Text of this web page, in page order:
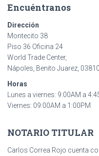
Encuéntranos
Dirección
Montecito 38
Piso 36 Oficina 24
World Trade Center,
Nápoles, Benito Juarez, 03810
Horas
Lunes a viernes: 9:00AM a
Viernes: 09:00AM a 1:00PM
NOTARIO TITULAR
Carlos Correa Rojo cuenta